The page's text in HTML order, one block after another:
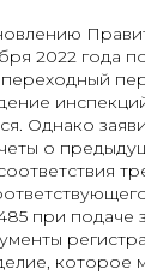
2022 года
переходный
Однако
о
при подаче
которое